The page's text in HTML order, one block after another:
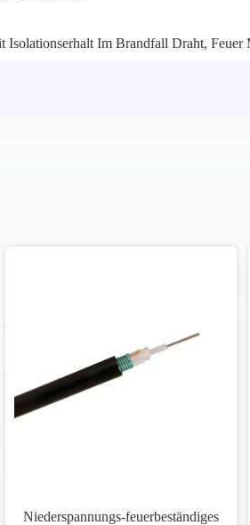
Isolationserhalt Im Brandfall Draht, Feuer
Niederspannungs-feuerbeständiges